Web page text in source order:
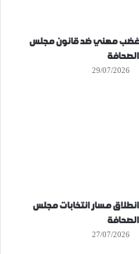
غضب مهني ضد قانون مجلس
الصحافة
29/07/2026
انطلاق مسار انتخابات مجلس
الصحافة
27/07/2026